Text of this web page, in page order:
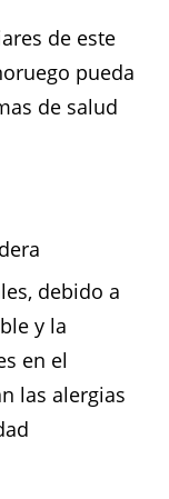
de este
pueda
de salud
debido a
y la
en el
las alergias